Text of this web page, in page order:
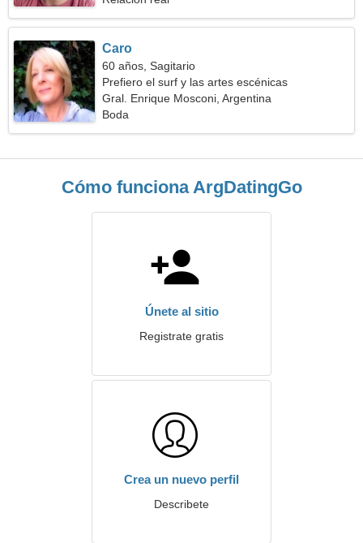
Caro
60 años, Sagitario
Prefiero el surf y las artes escénicas
Gral. Enrique Mosconi, Argentina
Boda
Cómo funciona ArgDatingGo
Únete al sitio
Registrate gratis
Crea un nuevo perfil
Describete